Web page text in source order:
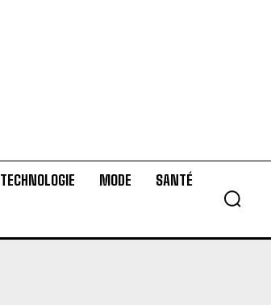
TECHNOLOGIE MODE SANTÉ